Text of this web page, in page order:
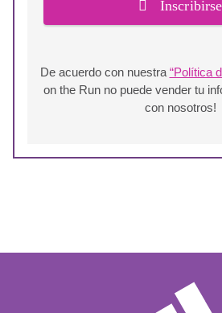
Inscribirse
De acuerdo con nuestra “Política
on the Run no puede vender tu
con nosotros!